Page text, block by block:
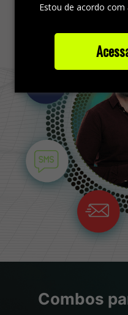
Estou de acordo com
Combos